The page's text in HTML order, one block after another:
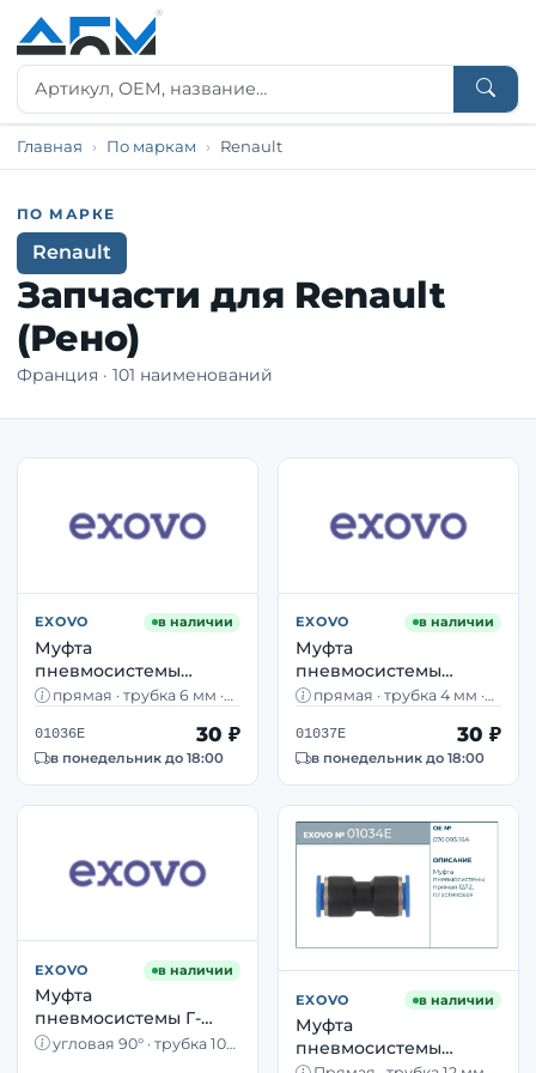
Главная По маркам Renault
ПО МАРКЕ
Renault
Запчасти для Renault
(Рено)
Франция · 101 наименований
EXOVO в наличии
Муфта
пневмосистемы
прямая 06/06 EXOVO
DIN 74324
прямая · трубка 6 мм ·
01036E 30 ₽
в понедельник до 18:00
EXOVO в наличии
Муфта
пневмосистемы
прямая 04/04 EXOVO
DIN 74324
прямая · трубка 4 мм ·
01037E 30 ₽
в понедельник до 18:00
EXOVO в наличии
Муфта
пневмосистемы Г-
образная 10/10 EXOVO
угловая 90° · трубка 10
EXOVO в наличии
Муфта
пневмосистемы